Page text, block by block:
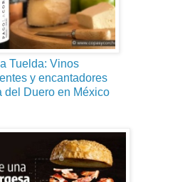
Tuelda: Vinos
y encantadores
del Duero en México